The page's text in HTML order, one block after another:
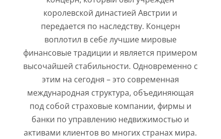
королевской династией Австрии и
передается по наследству. Концерн
воплотил в себе лучшие мировые
финансовые традиции и является примером
высочайшей стабильности. Одновременно с
этим на сегодня – это современная
международная структура, объединяющая
под собой страховые компании, фирмы и
банки по управлению недвижимостью и
активами клиентов во многих странах мира.